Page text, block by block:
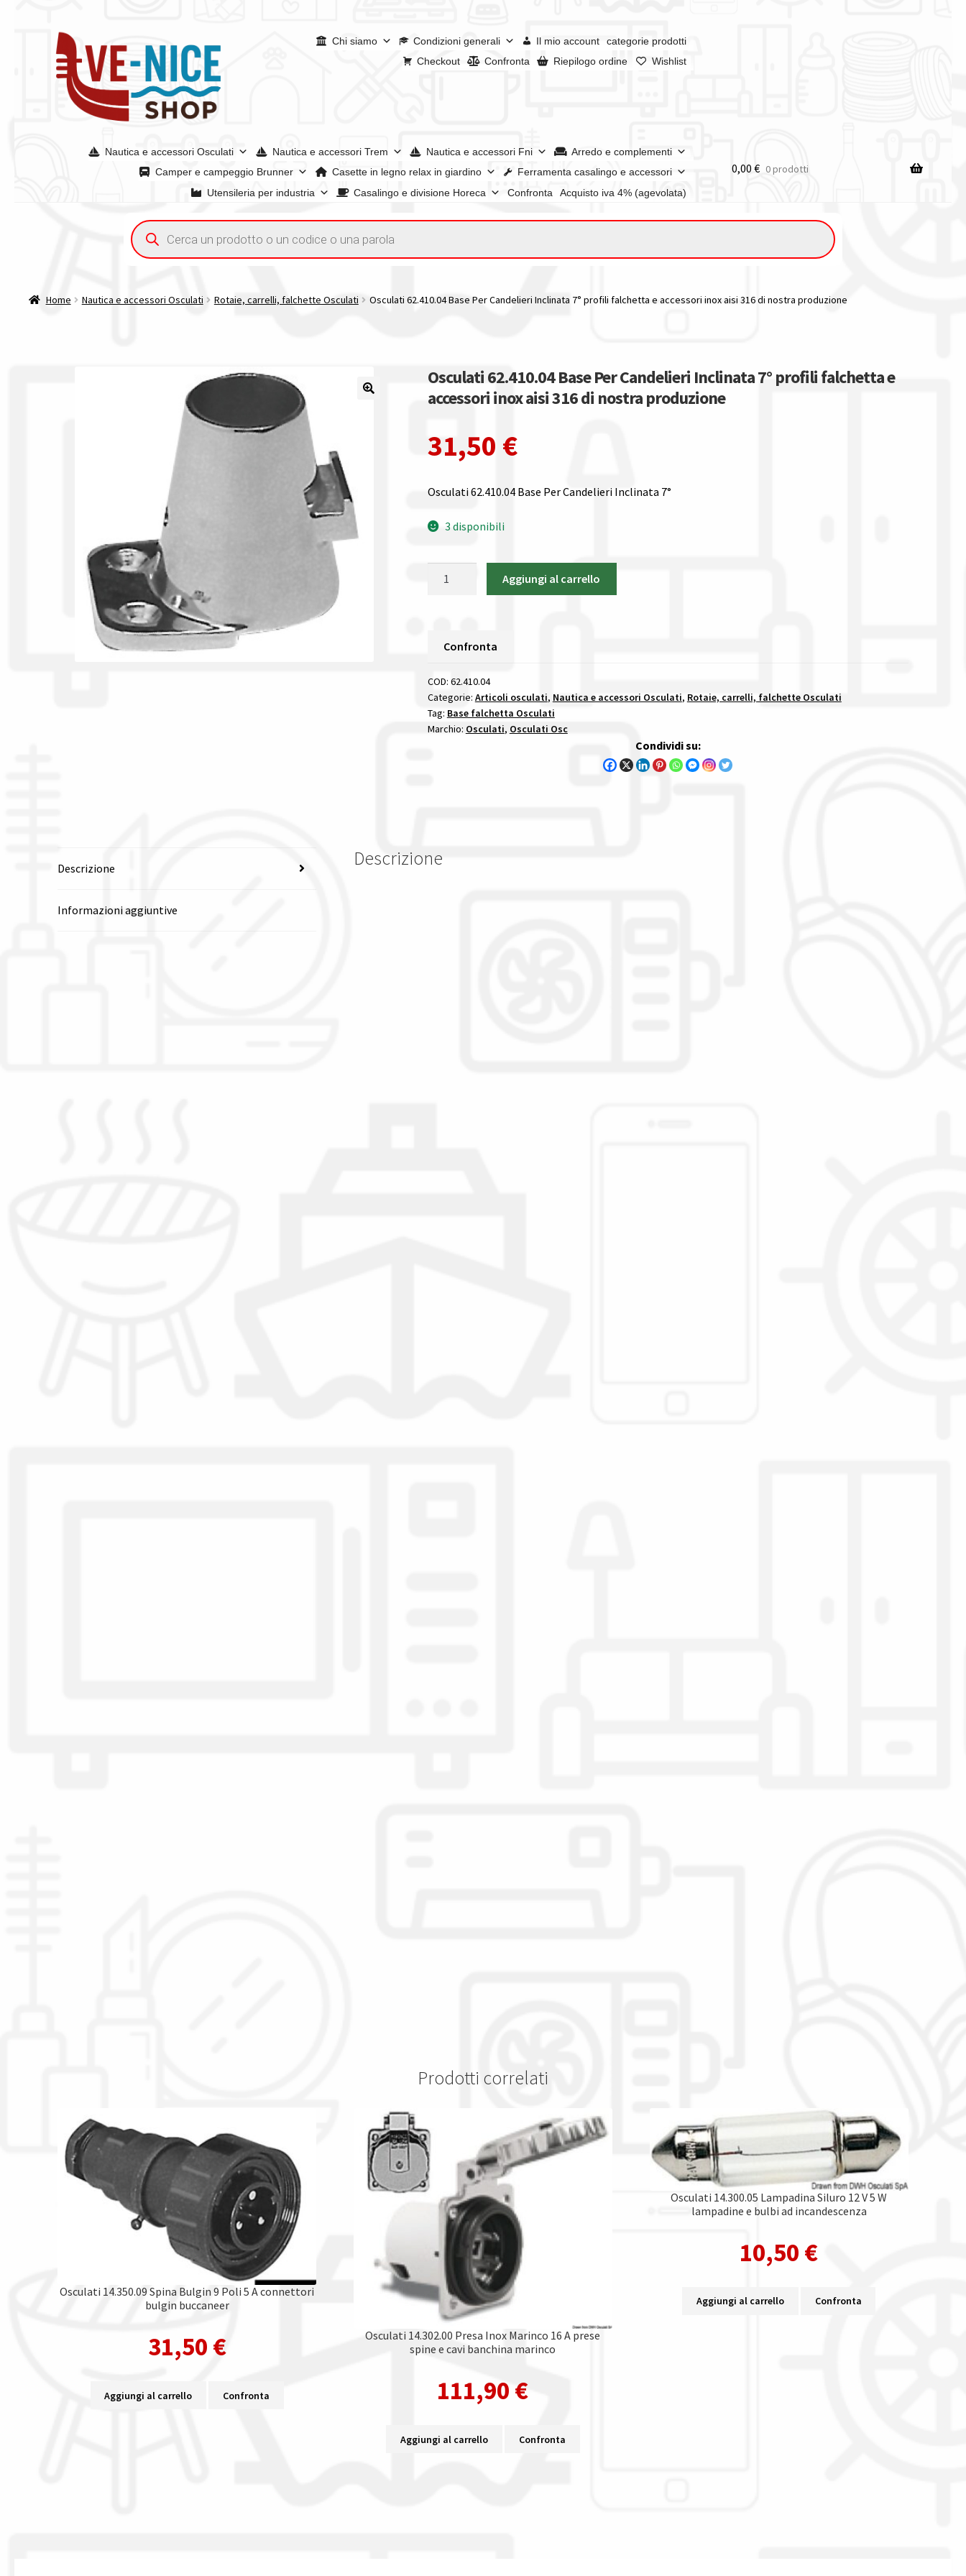
alla
navigazione
contenuto
Chi siamo Condizioni generali Il mio account
categorie prodotti
Checkout
Confronta Riepilogo ordine Wishlist
Nautica e accessori Osculati Nautica e accessori Trem Nautica e accessori Fni
Arredo e complementi
Camper e campeggio Brunner
Casette in legno relax in giardino
Ferramenta casalingo e accessori
Utensileria per industria
Casalingo e divisione Horeca Confronta Acquisto iva 4% (agevolata)
Acquisto iva 4% (agevolata)Chi siamoCondizioni generaliConfrontaConfrontaI nostri negoziRiepilogo ordine
Spedizioni in europaSpedizioni in italiaTutte le categorie dei prodottiWishlistCheckoutIl mio account
0,00 € 0 prodotti
Ricerca
prodotti
Home Nautica e accessori Osculati Rotaie, carrelli, falchette Osculati Osculati 62.410.04 Base Per Candelieri Inclinata 7° profili falchetta e accessori inox aisi 316 di nostra produzione
Osculati 62.410.04 Base Per Candelieri Inclinata 7° profili falchetta e
accessori inox aisi 316 di nostra produzione
31,50 €
Osculati 62.410.04 Base Per Candelieri Inclinata 7°
3 disponibili
Candelieri
7°
profili
falchetta
e
produzione
Aggiungi al carrello
Confronta
COD: 62.410.04
Categorie: Articoli osculati, Nautica e accessori Osculati, Rotaie, carrelli, falchette Osculati
Tag: Base falchetta Osculati
Marchio: Osculati, Osculati Osc
Condividi su:
Descrizione
Informazioni aggiuntive
Descrizione
Prodotti correlati
Osculati 14.350.09 Spina Bulgin 9 Poli 5 A connettori
bulgin buccaneer
31,50 €
Aggiungi al carrello Confronta
Osculati 14.302.00 Presa Inox Marinco 16 A prese
spine e cavi banchina marinco
111,90 €
Aggiungi al carrello Confronta
Osculati 14.300.05 Lampadina Siluro 12 V 5 W
lampadine e bulbi ad incandescenza
10,50 €
Aggiungi al carrello Confronta